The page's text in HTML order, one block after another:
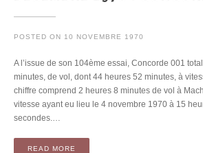
POSTED ON 10 NOVEMBRE 1970
A l’issue de son 104ème essai, Concorde 001
minutes, de vol, dont 44 heures 52 minutes, à
chiffre comprend 2 heures 8 minutes de vol à
vitesse ayant eu lieu le 4 novembre 1970 à 15
secondes.…
READ MORE